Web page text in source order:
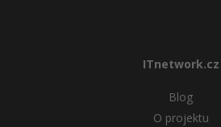
ITnetwork.cz
Blog
O projektu